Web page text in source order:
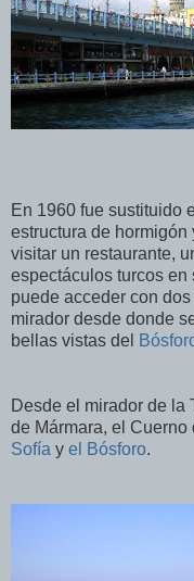
En 1960 fue sustituido
estructura de
visitar un restaurante,
espectáculos turcos
puede acceder con
mirador desde donde
bellas vistas del
Desde el mirador de la
de Mármara, el Cuerno
Sofía y el Bósforo.